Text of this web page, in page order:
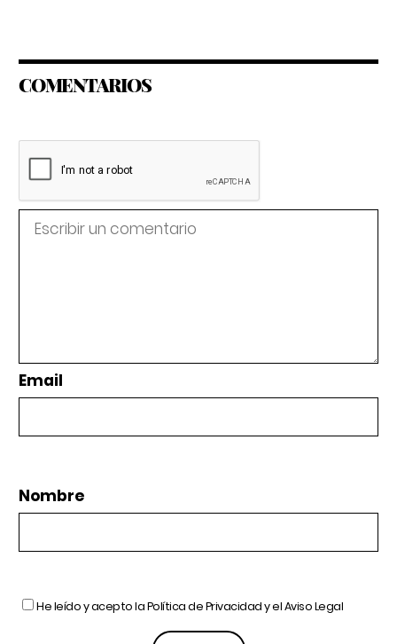
COMENTARIOS
Email
Nombre
He leído y acepto laPolítica de Privacidady elAviso Legal